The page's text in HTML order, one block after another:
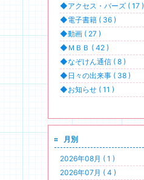
◆アクセス・バーズ ( 17 )
◆電子書籍 ( 36 )
◆動画 ( 27 )
◆ＭＢＢ ( 42 )
◆なぞけん通信 ( 8 )
◆日々の出来事 ( 38 )
◆お知らせ ( 11 )
月別
2026年08月 ( 1 )
2026年07月 ( 4 )